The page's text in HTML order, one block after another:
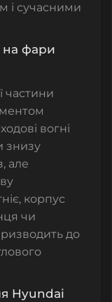
і сучасними
на фари
частини
вогні
знизу
але
корпус
чи
до
Hyundai